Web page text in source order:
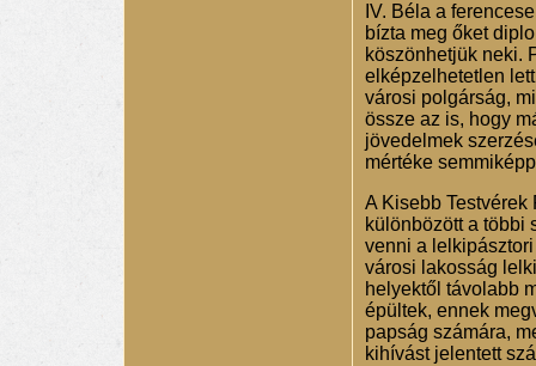
IV. Béla a
bízta meg őket
köszönhetjük neki.
elképzelhetetlen
városi polgárság,
össze az is, hogy
jövedelmek
mértéke
A Kisebb
különbözött a többi
venni a
városi lakosság
helyektől távolabb
épültek, ennek
papság számára,
kihívást jelentett